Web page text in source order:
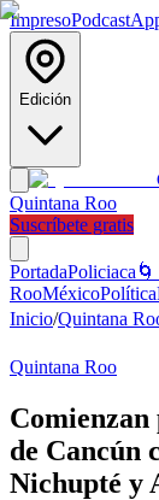
ImpresoPodcast
Edición
Quintana Roo
Suscríbete gratis
PortadaPoliciaca
RooMéxicoPolítica
Inicio/Quintana
Quintana Roo
Comienzan
de Cancún
Nichupté y